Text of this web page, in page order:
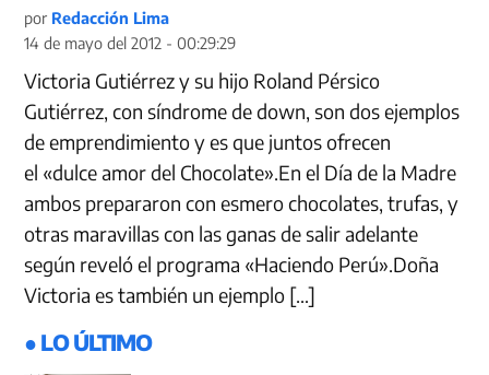
por Redacción Lima
14 de mayo del 2012 - 00:29:29
Victoria Gutiérrez y su hijo Roland Pérsico
Gutiérrez, con síndrome de down, son dos ejemplos
de emprendimiento y es que juntos ofrecen
el «dulce amor del Chocolate».En el Día de la Madre
ambos prepararon con esmero chocolates, trufas, y
otras maravillas con las ganas de salir adelante
según reveló el programa «Haciendo Perú».Doña
Victoria es también un ejemplo […]
● LO ÚLTIMO